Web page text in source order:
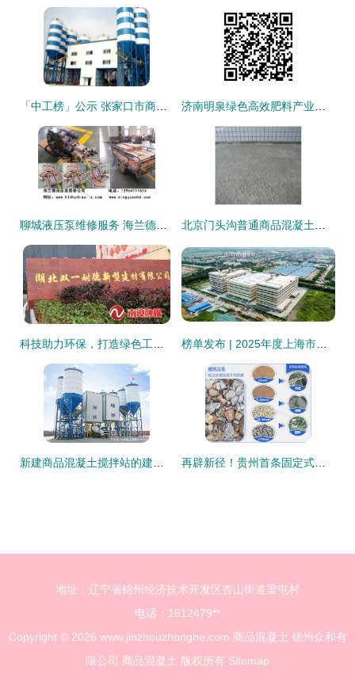
地址：辽宁省锦州经济技术开发区杏山街道梁屯村
电话：1512479**
Copyright © 2026 www.jinzhouzhonghe.com 商品混凝土 锦州众和有
限公司 商品混凝土 版权所有 Sitemap